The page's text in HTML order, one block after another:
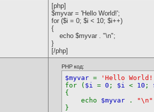
[php]
$myvar = 'Hello World!';
for ($i = 0; $i < 10; $i++)
{
echo $myvar . "\n";
}
[/php]
PHP код:
$myvar =
'Hello
for ( $i = 0 ; $i < 10 ;
{
echo $myvar . "\n"
}